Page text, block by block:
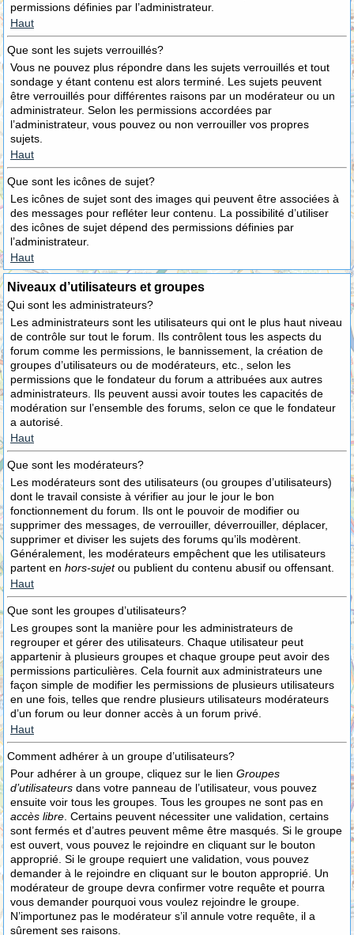
permissions définies par l’administrateur.
Haut
Que sont les sujets verrouillés?
Vous ne pouvez plus répondre dans les sujets verrouillés et tout
sondage y étant contenu est alors terminé. Les sujets peuvent
être verrouillés pour différentes raisons par un modérateur ou un
administrateur. Selon les permissions accordées par
l’administrateur, vous pouvez ou non verrouiller vos propres
sujets.
Haut
Que sont les icônes de sujet?
Les icônes de sujet sont des images qui peuvent être associées à
des messages pour refléter leur contenu. La possibilité d’utiliser
des icônes de sujet dépend des permissions définies par
l’administrateur.
Haut
Niveaux d’utilisateurs et groupes
Qui sont les administrateurs?
Les administrateurs sont les utilisateurs qui ont le plus haut niveau
de contrôle sur tout le forum. Ils contrôlent tous les aspects du
forum comme les permissions, le bannissement, la création de
groupes d’utilisateurs ou de modérateurs, etc., selon les
permissions que le fondateur du forum a attribuées aux autres
administrateurs. Ils peuvent aussi avoir toutes les capacités de
modération sur l’ensemble des forums, selon ce que le fondateur
a autorisé.
Haut
Que sont les modérateurs?
Les modérateurs sont des utilisateurs (ou groupes d’utilisateurs)
dont le travail consiste à vérifier au jour le jour le bon
fonctionnement du forum. Ils ont le pouvoir de modifier ou
supprimer des messages, de verrouiller, déverrouiller, déplacer,
supprimer et diviser les sujets des forums qu’ils modèrent.
Généralement, les modérateurs empêchent que les utilisateurs
partent en hors-sujetou publient du contenu abusif ou offensant.
Haut
Que sont les groupes d’utilisateurs?
Les groupes sont la manière pour les administrateurs de
regrouper et gérer des utilisateurs. Chaque utilisateur peut
appartenir à plusieurs groupes et chaque groupe peut avoir des
permissions particulières. Cela fournit aux administrateurs une
façon simple de modifier les permissions de plusieurs utilisateurs
en une fois, telles que rendre plusieurs utilisateurs modérateurs
d’un forum ou leur donner accès à un forum privé.
Haut
Comment adhérer à un groupe d’utilisateurs?
Pour adhérer à un groupe, cliquez sur le lien Groupes
d’utilisateurs dans votre panneau de l’utilisateur, vous pouvez
ensuite voir tous les groupes. Tous les groupes ne sont pas en
accès libre . Certains peuvent nécessiter une validation, certains
sont fermés et d’autres peuvent même être masqués. Si le groupe
est ouvert, vous pouvez le rejoindre en cliquant sur le bouton
approprié. Si le groupe requiert une validation, vous pouvez
demander à le rejoindre en cliquant sur le bouton approprié. Un
modérateur de groupe devra confirmer votre requête et pourra
vous demander pourquoi vous voulez rejoindre le groupe.
N’importunez pas le modérateur s’il annule votre requête, il a
sûrement ses raisons.